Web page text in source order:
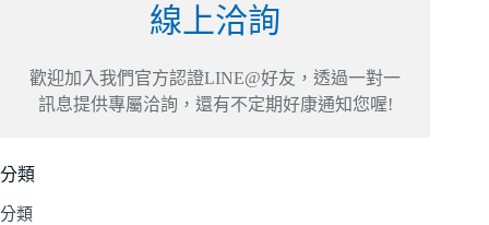
線上洽詢
歡迎加入我們官方認證LINE@好友，透過一對一
訊息提供專屬洽詢，還有不定期好康通知您喔!
分類
分類